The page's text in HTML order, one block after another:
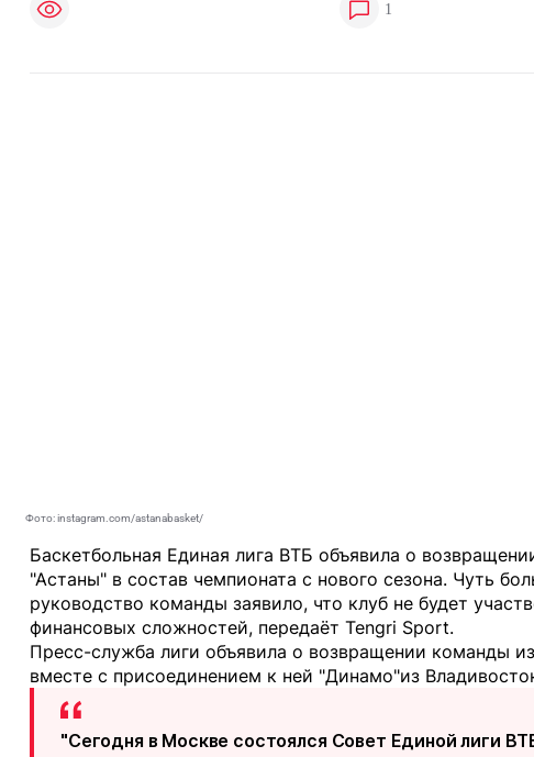
1
Фото: instagram.com/astanabasket/
Баскетбольная Единая лига ВТБ объявила о
"Астаны" в состав чемпионата с нового сезона. Чуть
руководство команды заявило, что клуб не будет
финансовых сложностей, передаёт Tengri Sport.
Пресс-служба лиги объявила о возвращении команды
вместе с присоединением к ней "Динамо"из
"Сегодня в Москве состоялся Совет Единой лиги